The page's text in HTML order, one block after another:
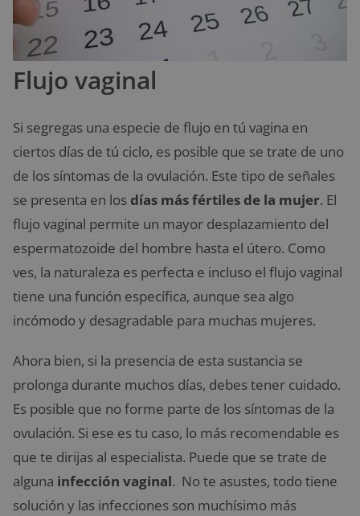
Flujo vaginal
Si segregas una especie de flujo en tú vagina en
ciertos días de tú ciclo, es posible que se trate de uno
de los síntomas de la ovulación. Este tipo de señales
se presenta en los días más fértiles de la mujer. El
flujo vaginal permite un mayor desplazamiento del
espermatozoide del hombre hasta el útero. Como
ves, la naturaleza es perfecta e incluso el flujo vaginal
tiene una función específica, aunque sea algo
incómodo y desagradable para muchas mujeres.
Ahora bien, si la presencia de esta sustancia se
prolonga durante muchos días, debes tener cuidado.
Es posible que no forme parte de los síntomas de la
ovulación. Si ese es tu caso, lo más recomendable es
que te dirijas al especialista. Puede que se trate de
alguna infección vaginal. No te asustes, todo tiene
solución y las infecciones son muchísimo más